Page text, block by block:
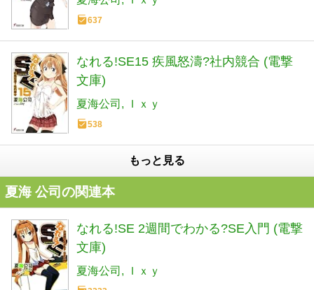
637
なれる!SE15 疾風怒濤?社内競合 (電撃
文庫)
夏海公司 Ｉｘｙ
538
もっと見る
夏海 公司の関連本
なれる!SE 2週間でわかる?SE入門 (電撃
文庫)
夏海公司 Ｉｘｙ